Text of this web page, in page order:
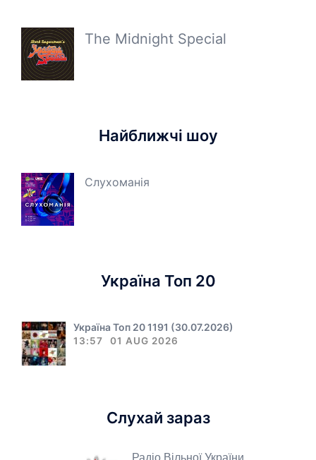
The Midnight Special
Найближчі шоу
Слухоманія
Україна Топ 20
Україна Топ 20 1191 (30.07.2026)
13:57 01 AUG 2026
Слухай зараз
Радіо Вільної України